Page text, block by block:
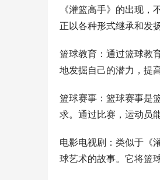
《灌篮高手》的出现
正以各种形式继承和发
篮球教育：通过篮球教
地发掘自己的潜力，提
篮球赛事：篮球赛事是
求。通过比赛，运动员
电影电视剧：类似于《
球艺术的故事。它将篮